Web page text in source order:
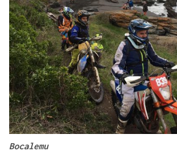
Bocalemu